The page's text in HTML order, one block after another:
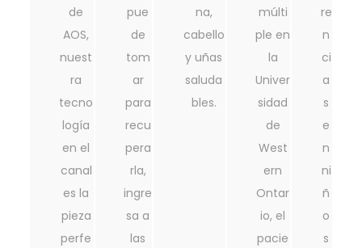
de
AOS,
nuest
ra
tecno
logía
en el
canal
es la
pieza
perfe
pue
de
tom
ar
para
recu
pera
rla,
ingre
sa a
las
na,
cabello
y uñas
saluda
bles.
múlti
ple en
la
Univer
sidad
de
West
ern
Ontar
io, el
pacie
re
n
ci
a
s
e
n
ni
ñ
o
s